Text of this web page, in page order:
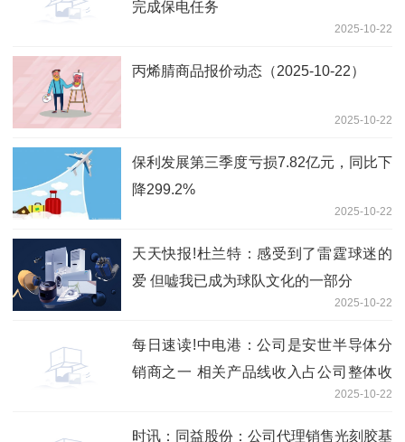
完成保电任务
2025-10-22
丙烯腈商品报价动态（2025-10-22）
2025-10-22
保利发展第三季度亏损7.82亿元，同比下
降299.2%
2025-10-22
天天快报!杜兰特：感受到了雷霆球迷的
爱 但嘘我已成为球队文化的一部分
2025-10-22
每日速读!中电港：公司是安世半导体分
销商之一 相关产品线收入占公司整体收
2025-10-22
时讯：同益股份：公司代理销售光刻胶基